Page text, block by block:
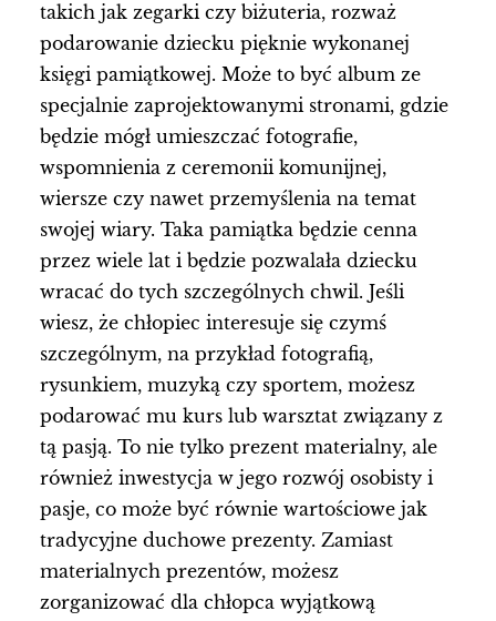
takich jak zegarki czy biżuteria, rozważ
podarowanie dziecku pięknie wykonanej
księgi pamiątkowej. Może to być album ze
specjalnie zaprojektowanymi stronami, gdzie
będzie mógł umieszczać fotografie,
wspomnienia z ceremonii komunijnej,
wiersze czy nawet przemyślenia na temat
swojej wiary. Taka pamiątka będzie cenna
przez wiele lat i będzie pozwalała dziecku
wracać do tych szczególnych chwil. Jeśli
wiesz, że chłopiec interesuje się czymś
szczególnym, na przykład fotografią,
rysunkiem, muzyką czy sportem, możesz
podarować mu kurs lub warsztat związany z
tą pasją. To nie tylko prezent materialny, ale
również inwestycja w jego rozwój osobisty i
pasje, co może być równie wartościowe jak
tradycyjne duchowe prezenty. Zamiast
materialnych prezentów, możesz
zorganizować dla chłopca wyjątkową